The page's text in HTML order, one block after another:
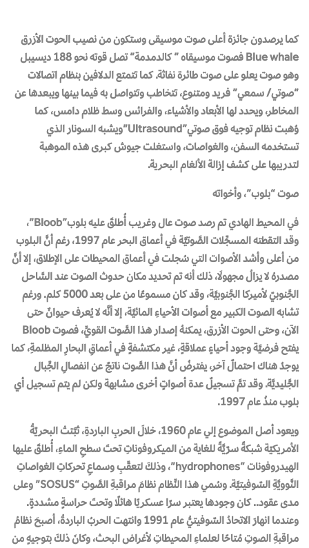
كما يرصدون جائزة أعلى صوت موسيقى وستكون من نصيب الحوت الأزرق
Blue whale فصوت موسيقاه ” كالدمدمة” تصل قوته نحو 188 ديسيبل
وهو صوت يعلو على صوت طائرة نفاثة. كما تتمتع الدلافين بنظام اتصالات
“صوتي/ سمعي” فريد ومتنوع، تتخاطب وتتواصل به فيما بينها ويبعدها عن
المخاطر، ويحدد لها الأبعاد والأشياء، والفرائس وسط ظلام دامس، كما
وُهبت نظام توجيه فوق صوتي”Ultrasound”ويشبه السونار الذي
تستخدمه السفن، والغواصات، واستغلت جيوش كبرى هذه الموهبة
لتدريبها على كشف إزالة الألغام البحرية.
صوت “بلوب”، وأخواته
في المحيط الهادي تم رصد صوت عال وغريب أُطلقَ عليه بلوب”Bloob”،
وقد التقطته المسجِّلات الصَّوتيَّة في أعماق البحر عام 1997، رغم أنَّ البلوب
من أعلى وأشد الأصوات التي سُجلت في أعماق المحيطات على الإطلاق، إلا أنَّ
مصدرهُ لا يزالُ مجهولَا، ذلك أنه تم تحديد مكان حدوث الصوت عند السَّاحل
الجَّنوبيّ لأميركا الجَّنوبيَّة، وقد كان مسموعًا من على بعد 5000 كلم. ورغم
تشابه الصوت الكبير مع أصوات الأحياءِ المائيَّة، إلا أنَّه لا يُعرف حيوانٌ حتى
الآن، وحتى الحوت الأزرق، يمكنهُ إصدار هذا الصَّوت القويِّ، فصوت Bloob
يفتح فرضيَّة وجود أحياءٍ عملاقةٍ، غير مكتشفةٍ في أعماقِ البحارِ المظلمةِ، كما
يوجدُ هناك احتمالٌ آخر، يفترضُ أنَّ هذا الصَّوت ناتجٌ عن انفصالِ الجِّبال
الجَّليديَّة. وقد تمَّ تسجيلٌ عدة أصواتٍ أخرى مشابهة ولكن لم يتم تسجيل أي
بلوب منذُ عام 1997.
ويعود أصل الموضوع إلي عام 1960، خلالَ الحربِ الباردةِ، ثبَّتتْ البحريّةُ
الأمريكيّة شبكةً سرّيَّةً للغاية من الميكروفوناتِ تحتَ سطحِ الماءِ، أُطلقَ عليها
الهيدروفونات “hydrophones”، وذلكَ لتعقّبِ وسماعِ تحركاتِ الغواصاتِ
النَّوويَّةِ السّوفيتيَّة. وسُمي هذا النِّظام نظامَ مراقبةِ الصَّوتِ “SOSUS” وعلى
مدى عقود.. كان وجودها يعتبر سرًا عسكريًا هائلًا وتحتَ حراسةٍ مشددةٍ.
وعندما انهارَ الاتحادُ السّوفيتيُّ عام 1991 وانتهت الحربُ الباردةُ، أصبحَ نظامُ
مراقبةِ الصوتِ مُتاحًا لعلماءِ المحيطاتِ لأغراض البحث، وكانَ ذلكَ بتوجيهٍ من